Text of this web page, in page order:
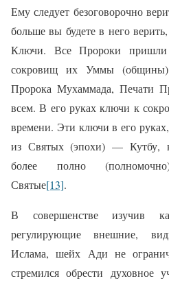
Ему следует безоговорочно
больше вы будете в него
Ключи. Все Пророки
сокровищ их Уммы
Пророка Мухаммада, Печати
всем. В его руках ключи к
времени. Эти ключи в его
из Святых (эпохи) — Кутбу,
более полно
Святые[13].
В совершенстве изучив
регулирующие внешние,
Ислама, шейх Ади не
стремился обрести духовное